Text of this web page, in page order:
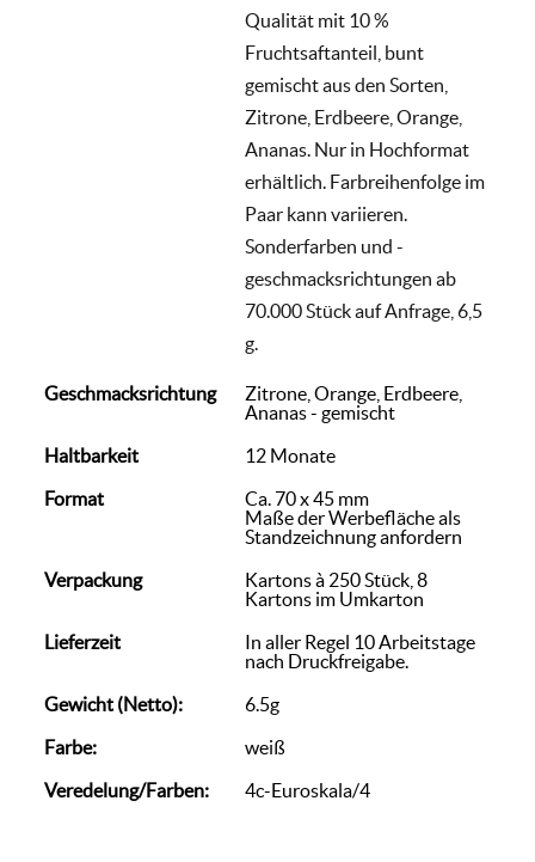
Qualität mit 10 %
Fruchtsaftanteil, bunt
gemischt aus den Sorten,
Zitrone, Erdbeere, Orange,
Ananas. Nur in Hochformat
erhältlich. Farbreihenfolge im
Paar kann variieren.
Sonderfarben und -
geschmacksrichtungen ab
70.000 Stück auf Anfrage, 6,5
g.
Geschmacksrichtung
Zitrone, Orange, Erdbeere,
Ananas - gemischt
Haltbarkeit
12 Monate
Format
Ca. 70 x 45 mm
Maße der Werbefläche als
Standzeichnung anfordern
Verpackung
Kartons à 250 Stück, 8
Kartons im Umkarton
Lieferzeit
In aller Regel 10 Arbeitstage
nach Druckfreigabe.
Gewicht (Netto):
6.5g
Farbe:
weiß
Veredelung/Farben:
4c-Euroskala/4